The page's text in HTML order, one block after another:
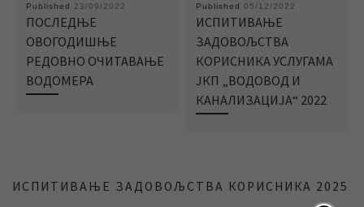
Published 23/09/2022
ПОСЛЕДЊЕ
ОВОГОДИШЊЕ
РЕДОВНО ОЧИТАВАЊЕ
ВОДОМЕРА
Published 05/12/2022
ИСПИТИВАЊЕ
ЗАДОВОЉСТВА
КОРИСНИКА УСЛУГАМА
ЈКП „ВОДОВОД И
КАНАЛИЗАЦИЈА“ 2022
ИСПИТИВАЊЕ ЗАДОВОЉСТВА КОРИСНИКА 2025